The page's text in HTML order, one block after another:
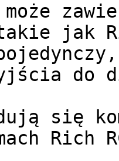
takie jak
do
się
Rich